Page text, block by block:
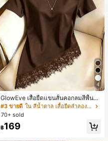
4
GlowEve เสื้อยืดแขนสั้นคอกลมสีพื้นลำ
ลองอเนกประสงค์สำหรับผู้หญิง
#3 ขายดี
ใน สีน้ำตาล เสื้อยืดลำลองพื้นฐาน
70+ sold
฿169